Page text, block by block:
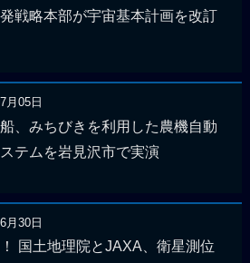
戦略本部が宇宙基本計画を改訂
月05日
、みちびきを利用した農機自動
テムを岩見沢市で実演
月30日
国土地理院とJAXA、衛星測位